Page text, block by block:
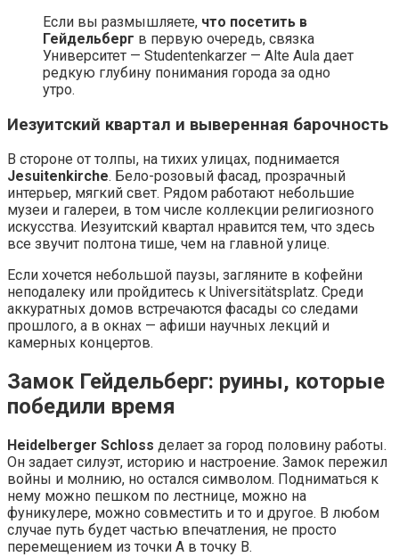
Если вы размышляете, что посетить в
Гейдельберг в первую очередь, связка
Университет — Studentenkarzer — Alte Aula дает
редкую глубину понимания города за одно
утро.
Иезуитский квартал и выверенная барочность
В стороне от толпы, на тихих улицах, поднимается
Jesuitenkirche. Бело-розовый фасад, прозрачный
интерьер, мягкий свет. Рядом работают небольшие
музеи и галереи, в том числе коллекции религиозного
искусства. Иезуитский квартал нравится тем, что здесь
все звучит полтона тише, чем на главной улице.
Если хочется небольшой паузы, загляните в кофейни
неподалеку или пройдитесь к Universitätsplatz. Среди
аккуратных домов встречаются фасады со следами
прошлого, а в окнах — афиши научных лекций и
камерных концертов.
Замок Гейдельберг: руины, которые
победили время
Heidelberger Schloss делает за город половину работы.
Он задает силуэт, историю и настроение. Замок пережил
войны и молнию, но остался символом. Подниматься к
нему можно пешком по лестнице, можно на
фуникулере, можно совместить и то и другое. В любом
случае путь будет частью впечатления, не просто
перемещением из точки A в точку B.